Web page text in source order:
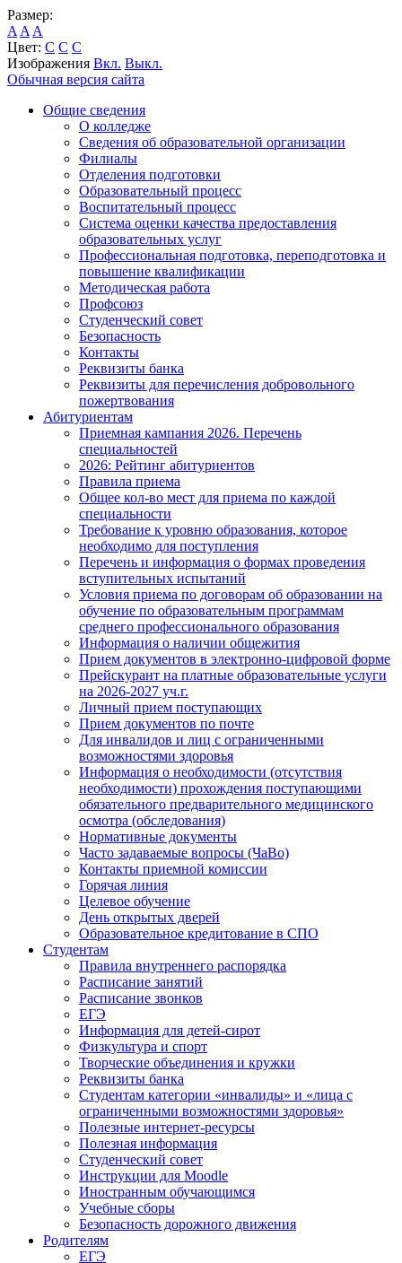
Размер:
A A A
Цвет: C C C
Изображения Вкл. Выкл.
Обычная версия сайта
Общие сведения
О колледже
Сведения об образовательной организации
Филиалы
Отделения подготовки
Образовательный процесс
Воспитательный процесс
Система оценки качества предоставления
образовательных услуг
Профессиональная подготовка, переподготовка и
повышение квалификации
Методическая работа
Профсоюз
Студенческий совет
Безопасность
Контакты
Реквизиты банка
Реквизиты для перечисления добровольного
пожертвования
Абитуриентам
Приемная кампания 2026. Перечень
специальностей
2026: Рейтинг абитуриентов
Правила приема
Общее кол-во мест для приема по каждой
специальности
Требование к уровню образования, которое
необходимо для поступления
Перечень и информация о формах проведения
вступительных испытаний
Условия приема по договорам об образовании на
обучение по образовательным программам
среднего профессионального образования
Информация о наличии общежития
Прием документов в электронно-цифровой форме
Прейскурант на платные образовательные услуги
на 2026-2027 уч.г.
Личный прием поступающих
Прием документов по почте
Для инвалидов и лиц с ограниченными
возможностями здоровья
Информация о необходимости (отсутствия
необходимости) прохождения поступающими
обязательного предварительного медицинского
осмотра (обследования)
Нормативные документы
Часто задаваемые вопросы (ЧаВо)
Контакты приемной комиссии
Горячая линия
Целевое обучение
День открытых дверей
Образовательное кредитование в СПО
Студентам
Правила внутреннего распорядка
Расписание занятий
Расписание звонков
ЕГЭ
Информация для детей-сирот
Физкультура и спорт
Творческие объединения и кружки
Реквизиты банка
Студентам категории «инвалиды» и «лица с
ограниченными возможностями здоровья»
Полезные интернет-ресурсы
Полезная информация
Студенческий совет
Инструкции для Moodle
Иностранным обучающимся
Учебные сборы
Безопасность дорожного движения
Родителям
ЕГЭ